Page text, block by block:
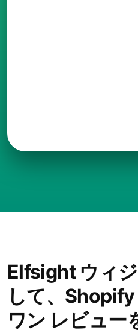
Elfsight ウィ
して、
ワン レビュー